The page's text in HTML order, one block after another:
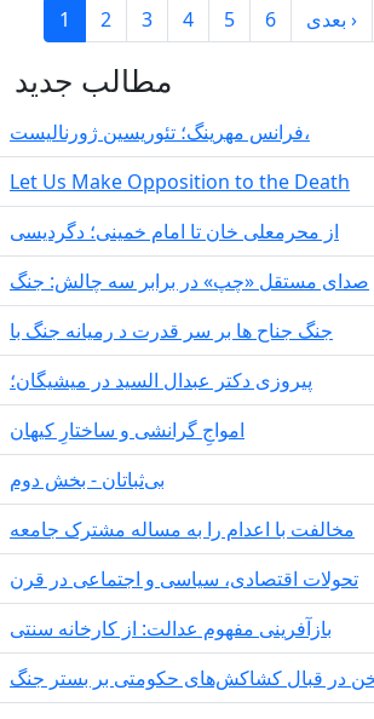
Paginación
1 2 3 4 5 6 بعدی ›
مطالب جدید
فرانس مهرینگ؛ تئوریسین ژورنالیست،
Let Us Make Opposition to the Death
از محرمعلی خان تا امام خمینی؛ دگردیسی
صدای مستقل «چپ» در برابر سه چالش: جنگ
جنگ جناح ها بر سر قدرت د رمیانە جنگ با
پیروزی دکتر عبدال السید در میشیگان؛
‌امواجِ گرانشی و ساختارِ کیهان
بی‌ثباتان - بخش دوم
مخالفت با اعدام را به مساله مشترک جامعه
تحولات اقتصادی، سیاسی و اجتماعی در قرن
بازآفرینی مفهوم عدالت: از کارخانه سنتی
در قبال کشاکش‌های حکومتی بر بستر جنگ